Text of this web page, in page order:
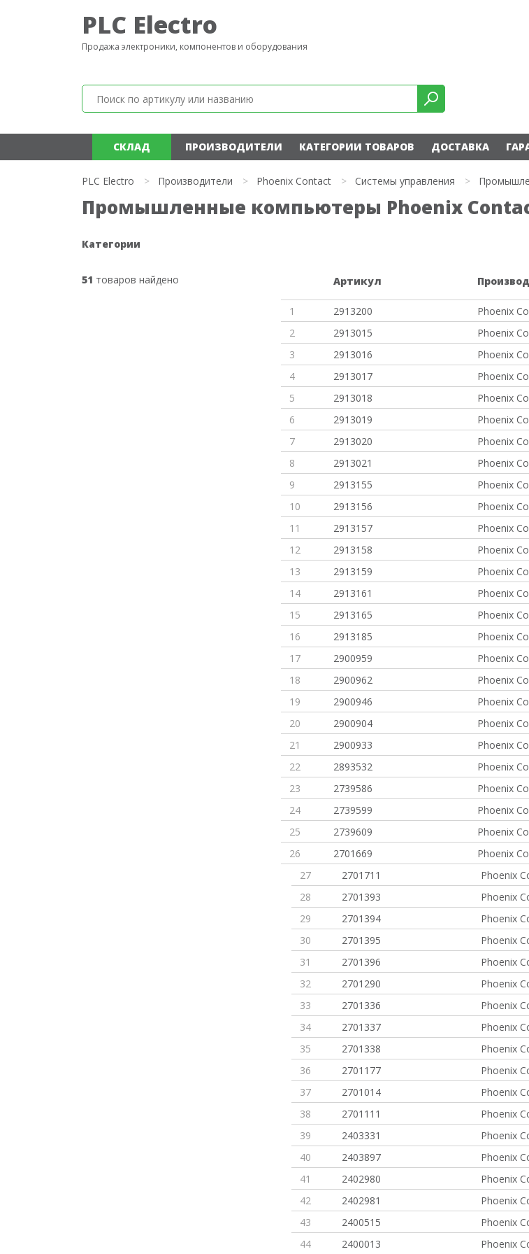
PLC Electro
Продажа электроники, компонентов и оборудования
СКЛАД ПРОИЗВОДИТЕЛИ КАТЕГОРИИ ТОВАРОВ ДОСТАВКА
PLC Electro > Производители > Phoenix Contact > Системы управления >
Промышленные компьютеры Phoenix
Категории
51 товаров найдено Артикул
1 2913200 Phoenix
2 2913015 Phoenix
3 2913016 Phoenix
4 2913017 Phoenix
5 2913018 Phoenix
6 2913019 Phoenix
7 2913020 Phoenix
8 2913021 Phoenix
9 2913155 Phoenix
10 2913156 Phoenix
11 2913157 Phoenix
12 2913158 Phoenix
13 2913159 Phoenix
14 2913161 Phoenix
15 2913165 Phoenix
16 2913185 Phoenix
17 2900959 Phoenix
18 2900962 Phoenix
19 2900946 Phoenix
20 2900904 Phoenix
21 2900933 Phoenix
22 2893532 Phoenix
23 2739586 Phoenix
24 2739599 Phoenix
25 2739609 Phoenix
26 2701669 Phoenix
27 2701711 Phoenix
28 2701393 Phoenix
29 2701394 Phoenix
30 2701395 Phoenix
31 2701396 Phoenix
32 2701290 Phoenix
33 2701336 Phoenix
34 2701337 Phoenix
35 2701338 Phoenix
36 2701177 Phoenix
37 2701014 Phoenix
38 2701111 Phoenix
39 2403331 Phoenix
40 2403897 Phoenix
41 2402980 Phoenix
42 2402981 Phoenix
43 2400515 Phoenix
44 2400013 Phoenix